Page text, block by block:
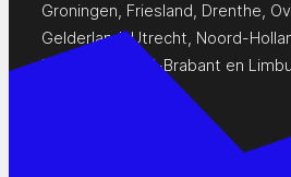
Groningen, Friesland, Drenthe,
Gelderland,Utrecht, Noord-
Zeeland
Noord-Brabant en